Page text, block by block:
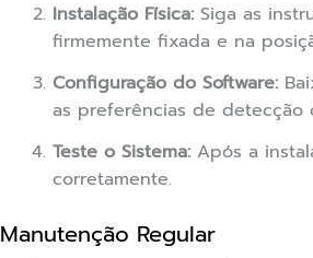
Instalação Física: Siga as
firmemente fixada e na
Configuração do Software:
as preferências de detecção
Teste o Sistema: Após a
corretamente.
Manutenção Regular